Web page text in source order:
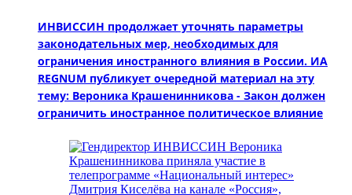
ИНВИССИН продолжает уточнять параметры
законодательных мер, необходимых для
ограничения иностранного влияния в России. ИА
REGNUM публикует очередной материал на эту
тему: Вероника Крашенинникова - Закон должен
ограничить иностранное политическое влияние